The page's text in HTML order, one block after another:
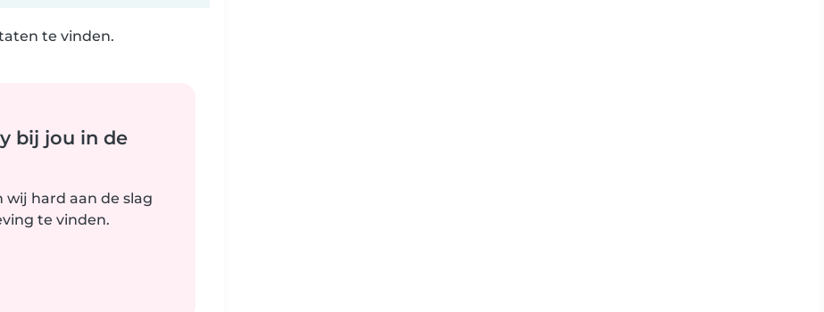
te vinden.
bij jou in de
wij hard aan de slag
te vinden.